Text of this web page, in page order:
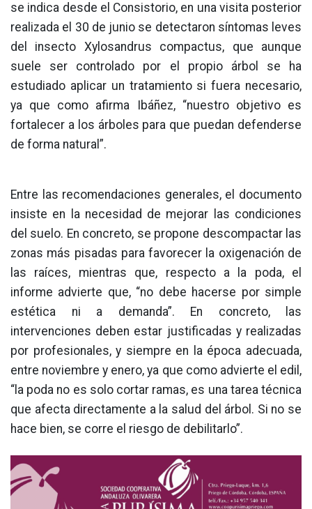
se indica desde el Consistorio, en una visita posterior
realizada el 30 de junio se detectaron síntomas leves
del insecto Xylosandrus compactus, que aunque
suele ser controlado por el propio árbol se ha
estudiado aplicar un tratamiento si fuera necesario,
ya que como afirma Ibáñez, “nuestro objetivo es
fortalecer a los árboles para que puedan defenderse
de forma natural”.
Entre las recomendaciones generales, el documento
insiste en la necesidad de mejorar las condiciones
del suelo. En concreto, se propone descompactar las
zonas más pisadas para favorecer la oxigenación de
las raíces, mientras que, respecto a la poda, el
informe advierte que, “no debe hacerse por simple
estética ni a demanda”. En concreto, las
intervenciones deben estar justificadas y realizadas
por profesionales, y siempre en la época adecuada,
entre noviembre y enero, ya que como advierte el edil,
“la poda no es solo cortar ramas, es una tarea técnica
que afecta directamente a la salud del árbol. Si no se
hace bien, se corre el riesgo de debilitarlo”.